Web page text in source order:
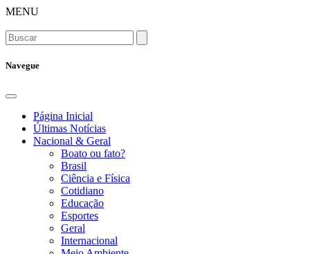
MENU
Navegue
Página Inicial
Últimas Notícias
Nacional & Geral
Boato ou fato?
Brasil
Ciência e Física
Cotidiano
Educação
Esportes
Geral
Internacional